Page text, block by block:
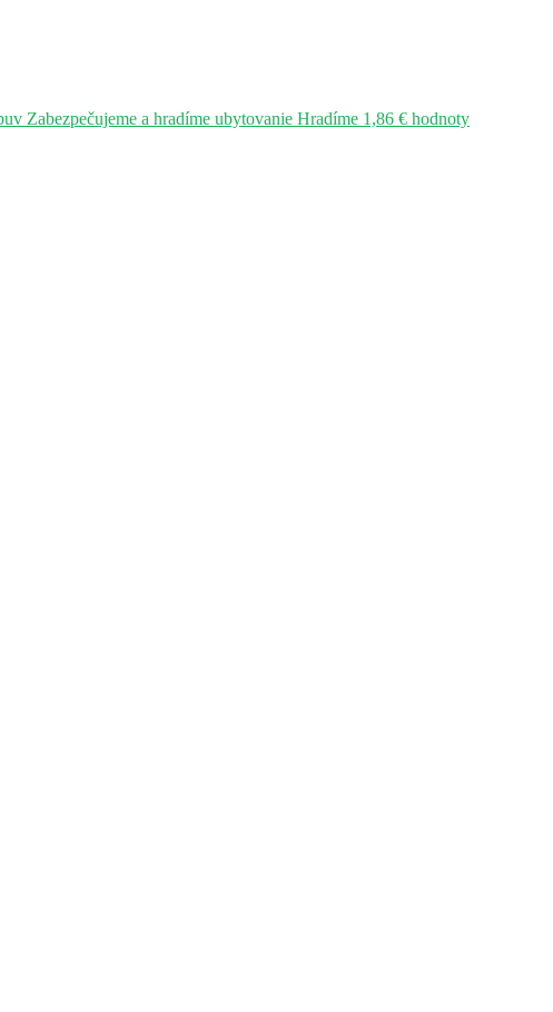
Zabezpečujeme a hradíme ubytovanie Hradíme 1,86 € hodnoty